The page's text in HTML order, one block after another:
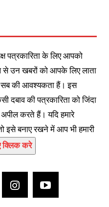
पत्रकारिता के लिए आपको
उन खबरों को आपके लिए लाता
सब की आवश्यकता हैं। इस
दबाव की पत्रकारिता को जिंदा
करते हैं। यदि हमारे
इसे बनाए रखने में आप भी हमारी
क्लिक करे